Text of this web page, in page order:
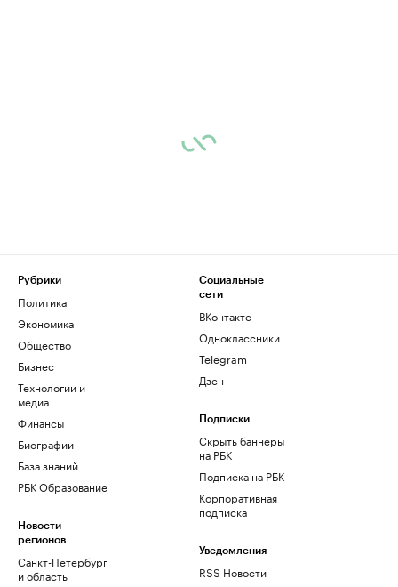
Рубрики
Политика
Экономика
Общество
Бизнес
Технологии и
медиа
Финансы
Биографии
База знаний
РБК Образование
Новости
регионов
Санкт-Петербург
и область
Социальные
сети
ВКонтакте
Одноклассники
Telegram
Дзен
Подписки
Скрыть баннеры
на РБК
Подписка на РБК
Корпоративная
подписка
Уведомления
RSS Новости